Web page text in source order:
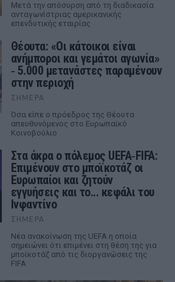
Μετά την απόσυρση από τη διαδικασία
ανταγωνίστριας αμερικανικής
επενδυτικής εταιρίας
Θέουτα: «Οι κάτοικοι είναι
ανήμποροι και γεμάτοι αγωνία»
‑ 5.000 μετανάστες παραμένουν
στην περιοχή
ΣΉΜΕΡΑ
Όσα είπε ο πρόεδρος της Θέουτα
απευθυνόμενος στο Ευρωπαϊκό
Κοινοβούλιο
Στα άκρα ο πόλεμος UEFA‑FIFA:
Επιμένουν στο μποϊκοτάζ οι
Ευρωπαίοι και ζητούν
εγγυήσεις και το... κεφάλι του
Ινφαντίνο
ΣΉΜΕΡΑ
Νέα ανακοίνωση της UEFA η οποία
σημειώνει ότι επιμένει στη θέση της για
μποϊκοτάζ από τις διοργανώσεις της
FIFA